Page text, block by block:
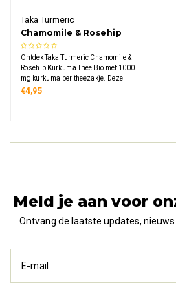
Taka Turmeric
Chamomile & Rosehip
Kurkuma Thee Bio
Ontdek Taka Turmeric Chamomile &
Rosehip Kurkuma Thee Bio met 1000
mg kurkuma per theezakje. Deze
cafeïnevrije biologische thee
€4,95
Meld je aan voor
Ontvang de laatste updates,